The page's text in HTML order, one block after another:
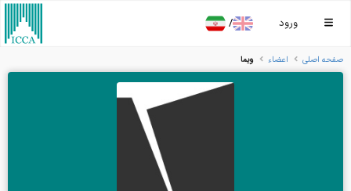
ورود /
صفحه اصلی اعضاء ویما